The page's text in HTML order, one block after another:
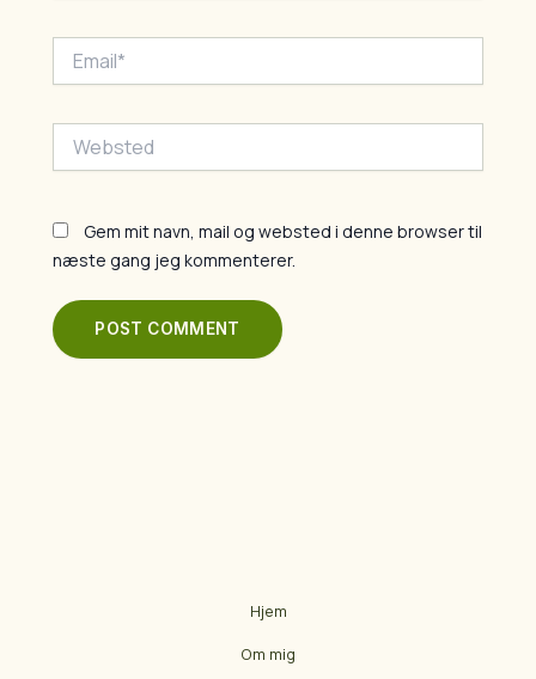
Gem mit navn, mail og websted i denne browser til
næste gang jeg kommenterer.
Hjem
Om mig